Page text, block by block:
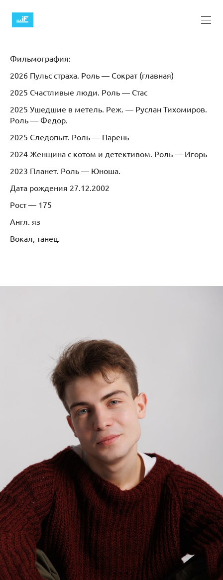
Фильмография:
2026 Пульс страха. Роль — Сократ (главная)
2025 Счастливые люди. Роль — Стас
2025 Ушедшие в метель. Реж. — Руслан Тихомиров.
Роль — Федор.
2025 Следопыт. Роль — Парень
2024 Женщина с котом и детективом. Роль — Игорь
2023 Планет. Роль — Юноша.
Дата рождения 27.12.2002
Рост — 175
Англ. яз
Вокал, танец.